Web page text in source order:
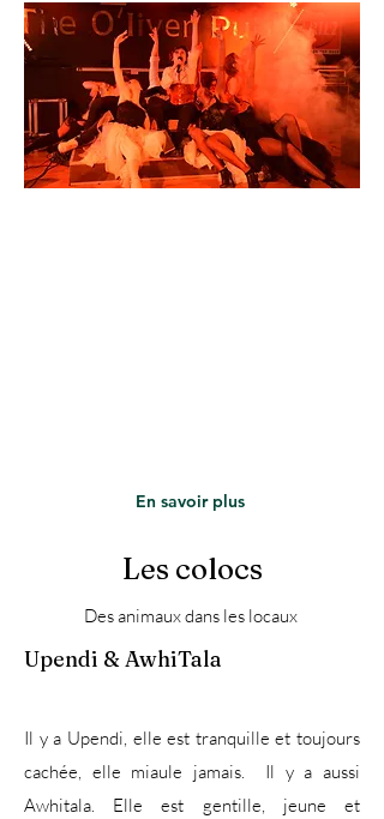
En savoir plus
Les colocs
Des animaux dans les locaux
Upendi & AwhiTala
Il y a Upendi, elle est tranquille et toujours
cachée, elle miaule jamais. Il y a aussi
Awhitala. Elle est gentille, jeune et